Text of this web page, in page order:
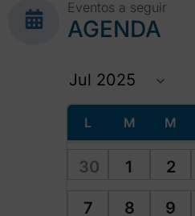
Eventos a seguir
AGENDA
L M M
30 1 2
7 8 9